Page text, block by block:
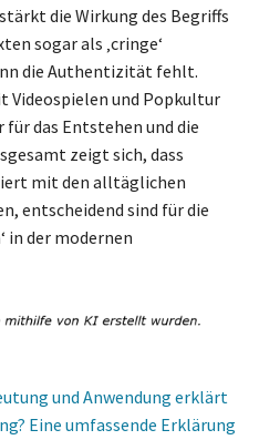
die Wirkung des Begriffs
sogar als ‚cringe‘
die Authentizität fehlt.
Videospielen und Popkultur
das Entstehen und die
zeigt sich, dass
mit den alltäglichen
entscheidend sind für die
in der modernen
und Anwendung erklärt
Eine umfassende Erklärung